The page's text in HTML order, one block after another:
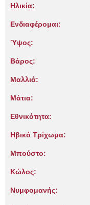
Ηλικία:
Ενδιαφέρομαι:
Ύψος:
Βάρος:
Μαλλιά:
Μάτια:
Εθνικότητα:
Ηβικό Τρίχωμα:
Μπούστο:
Κώλος:
Νυμφομανής: